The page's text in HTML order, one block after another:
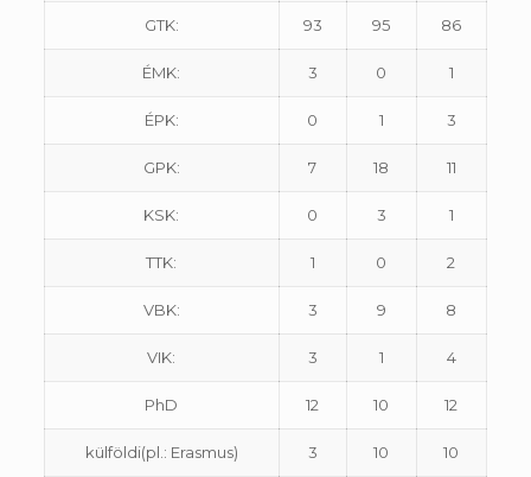
GTK: 93 95 86
ÉMK: 3 0 1
ÉPK: 0 1 3
GPK: 7 18 11
KSK: 0 3 1
TTK: 1 0 2
VBK: 3 9 8
VIK: 3 1 4
PhD 12 10 12
külföldi(pl.: Erasmus) 3 10 10